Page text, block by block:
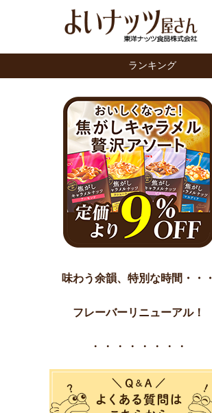
ランキング
味わう余韻、特別な時間・・・
フレーバーリニューアル！
・・・・・・・・